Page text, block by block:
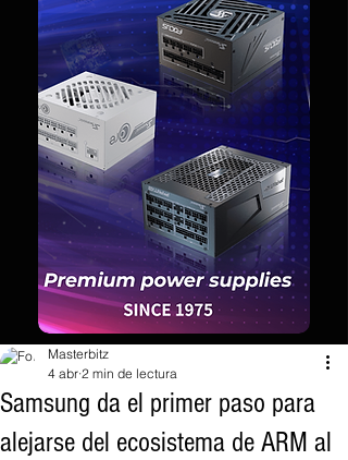
Samsung da el primer paso para
alejarse del ecosistema de ARM al
Masterbitz
4 abr 2 min de lectura